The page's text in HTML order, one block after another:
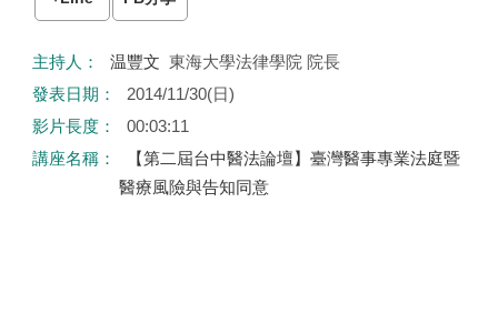
主持人： 温豐文 東海大學法律學院 院長
發表日期：
2014/11/30(日)
影片長度：
00:03:11
講座名稱：
【第二屆台中醫法論壇】臺灣醫事專業法庭暨
醫療風險與告知同意